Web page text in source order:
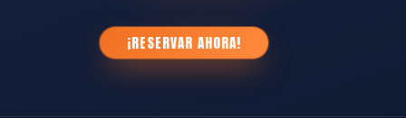
¡RESERVAR AHORA!